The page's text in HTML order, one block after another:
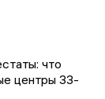
что
центры 33-